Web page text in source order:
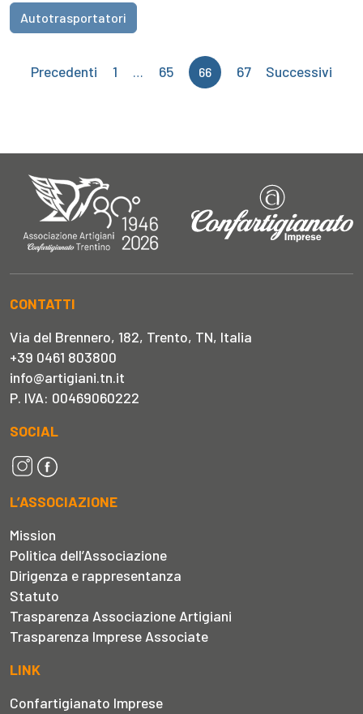
Autotrasportatori
Paginazione
articoli
Precedenti 1 … 65 66 67 Successivi
CONTATTI
Via del Brennero, 182, Trento, TN, Italia
+39 0461 803800
info@artigiani.tn.it
P. IVA: 00469060222
SOCIAL
L’ASSOCIAZIONE
Mission
Politica dell’Associazione
Dirigenza e rappresentanza
Statuto
Trasparenza Associazione Artigiani
Trasparenza Imprese Associate
LINK
Confartigianato Imprese